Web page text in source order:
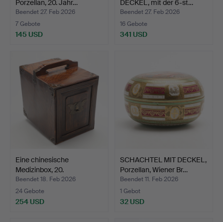
Porzellan, 20. Jahr…
Beendet 27. Feb 2026
7 Gebote
145 USD
DECKEL, mit der 6-st…
Beendet 27. Feb 2026
16 Gebote
341 USD
Eine chinesische
Medizinbox, 20.
Jahrhunde…
Beendet 18. Feb 2026
24 Gebote
254 USD
SCHACHTEL MIT DECKEL,
Porzellan, Wiener Br…
Beendet 11. Feb 2026
1 Gebot
32 USD